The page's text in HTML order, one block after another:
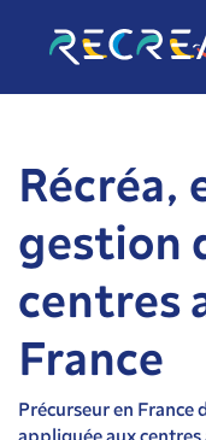
Récréa,
gestion
centres
France
Précurseur en France
appliquée aux centres